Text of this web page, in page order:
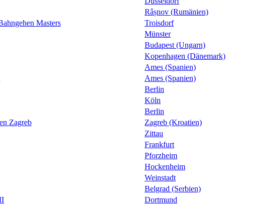
Râșnov (Rumänien)
Masters
Troisdorf
Münster
Budapest (Ungarn)
Kopenhagen (Dänemark)
Ames (Spanien)
Ames (Spanien)
Berlin
Köln
Berlin
Zagreb
Zagreb (Kroatien)
Zittau
Frankfurt
Pforzheim
Hockenheim
Weinstadt
Belgrad (Serbien)
Dortmund